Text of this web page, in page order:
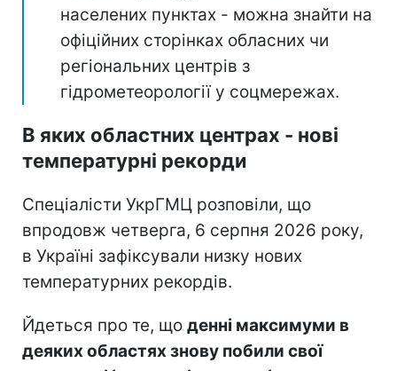
населених пунктах - можна знайти на
офіційних сторінках обласних чи
регіональних центрів з
гідрометеорології у соцмережах.
В яких областних центрах - нові
температурні рекорди
Спеціалісти УкрГМЦ розповіли, що
впродовж четверга, 6 серпня 2026 року,
в Україні зафіксували низку нових
температурних рекордів.
Йдеться про те, що денні максимуми в
деяких областях знову побили свої